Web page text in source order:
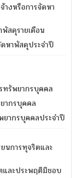
งหรือการจัดหา
สดุรายเดือน
หาพัสดุประจำปี
ทรัพยากรบุคคล
ากรบุคคล
ากรบุคคลประจำปี
นการทุจริตและ
และประพฤติมิชอบ